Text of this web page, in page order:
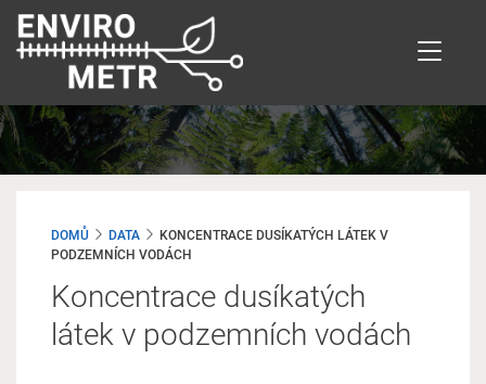
Přejít
hlavnímu
DOMŮ DATA
KONCENTRACE DUSÍKATÝCH LÁTEK V
PODZEMNÍCH VODÁCH
Koncentrace dusíkatých
látek v podzemních vodách